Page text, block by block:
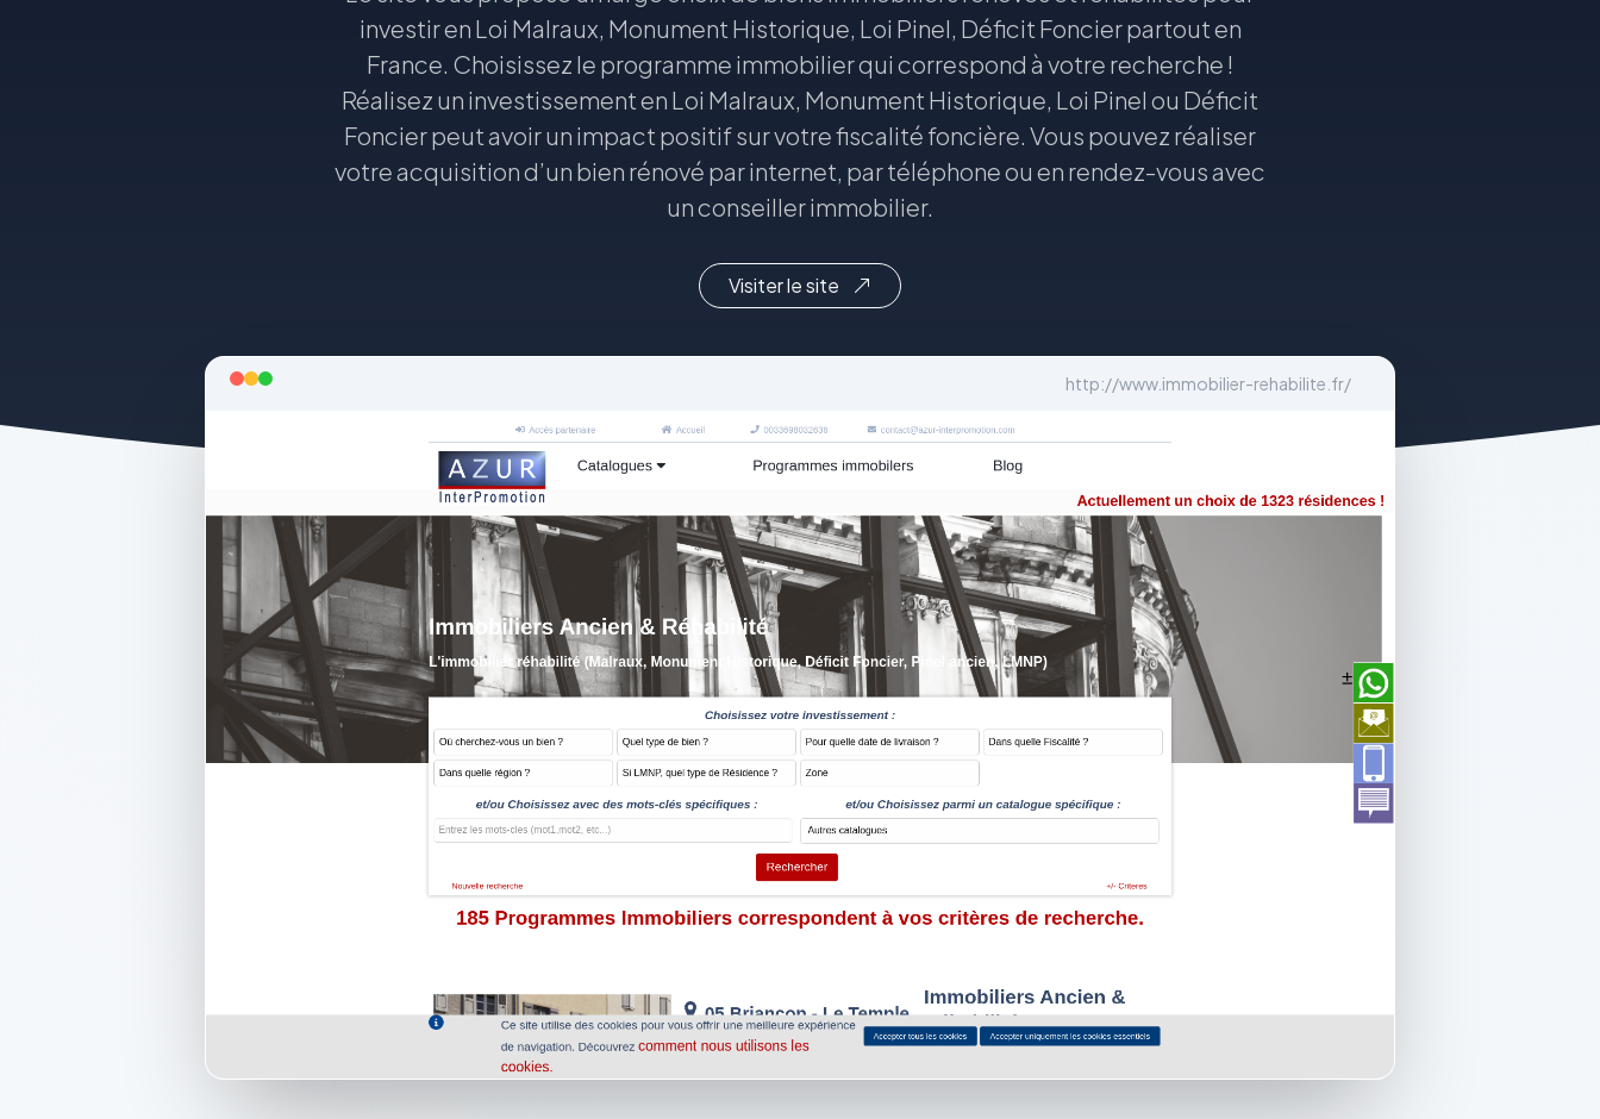
investir en Loi Malraux, Monument Historique, Loi Pinel, Déficit Foncier partout en
France. Choisissez le programme immobilier qui correspond à votre recherche !
Réalisez un investissement en Loi Malraux, Monument Historique, Loi Pinel ou Déficit
Foncier peut avoir un impact positif sur votre fiscalité foncière. Vous pouvez réaliser
votre acquisition d’un bien rénové par internet, par téléphone ou en rendez-vous avec
un conseiller immobilier.
Visiter le site
http://www.immobilier-rehabilite.fr/